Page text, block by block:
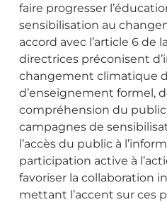
faire progresser
sensibilisation au
accord avec l’article 6 de
directrices préconisent
changement climatique
d’enseignement formel,
compréhension du public
campagnes de
l’accès du public à
participation active à
favoriser la collaboration
mettant l’accent sur ces